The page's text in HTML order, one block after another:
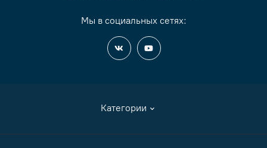
Категории
Мы в социальных сетях: